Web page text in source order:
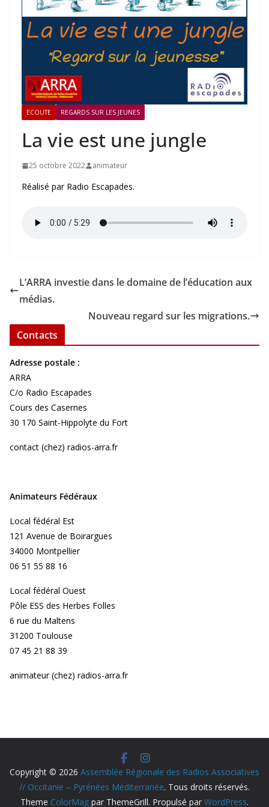
ECOUTE REGARDS SUR LES JEUNES
La vie est une jungle
25 octobre 2022 animateur
Réalisé par Radio Escapades.
L’ARRA investie dans le domaine de l’éducation aux
médias.
Nouveau regard sur les migrations.
Contacts
Adresse postale :
ARRA
C/o Radio Escapades
Cours des Casernes
30 170 Saint-Hippolyte du Fort
contact (chez) radios-arra.fr
Animateurs Fédéraux
Local fédéral Est
121 Avenue de Boirargues
34000 Montpellier
06 51 55 88 16
Local fédéral Ouest
Pôle ESS des Herbes Folles
6 rue du Maltens
31200 Toulouse
07 45 21 88 39
animateur (chez) radios-arra.fr
Copyright © 2026 Assemblée Régionale des Radios Associatives
// Occitanie – Pyrénées Méditerranée. Tous droits réservés.
Theme ColorMag par ThemeGrill. Propulsé par WordPress.